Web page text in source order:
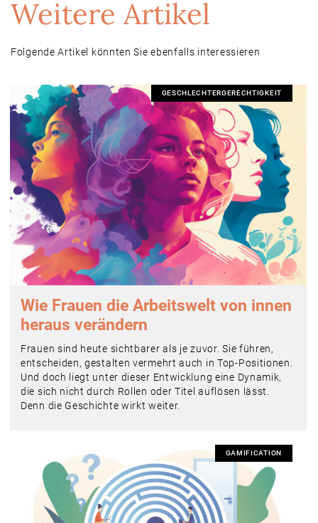
Weitere Artikel
Folgende Artikel könnten Sie ebenfalls interessieren
GESCHLECHTERGERECHTIGKEIT
Wie Frauen die Arbeitswelt von innen
heraus verändern
Frauen sind heute sichtbarer als je zuvor. Sie führen,
entscheiden, gestalten vermehrt auch in Top-Positionen.
Und doch liegt unter dieser Entwicklung eine Dynamik,
die sich nicht durch Rollen oder Titel auflösen lässt.
Denn die Geschichte wirkt weiter.
GAMIFICATION